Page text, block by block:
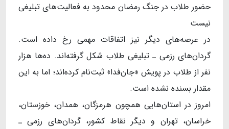
حضور طلاب در جنگ رمضان محدود به فعالیت‌های تبلیغی
نیست
در عرصه‌های دیگر نیز اتفاقات مهمی رخ داده است.
گردان‌های رزمی ـ تبلیغی طلاب شکل گرفته‌اند. ده‌ها هزار
نفر از طلاب در پویش «جان‌فدا» ثبت‌نام کرده‌اند؛ اما به این
مقدار بسنده نشده است.
امروز در استان‌هایی همچون هرمزگان، همدان، خوزستان،
خراسان، تهران و دیگر نقاط کشور، گردان‌های رزمی ـ